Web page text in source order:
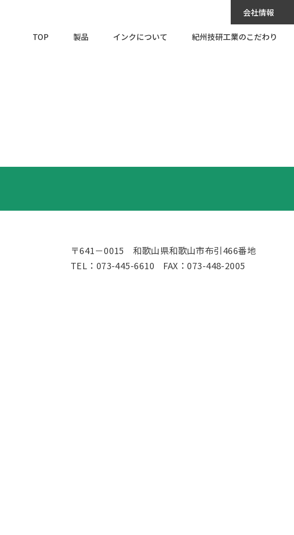
TOP 製品
金属ナノ粒子インク
インクについて 紀州技研工業のこだわり
会社情報
社長挨拶
募集要項
〒641－0015 和歌山県和歌山市布引466番地
TEL：073-445-6610 FAX：073-448-2005